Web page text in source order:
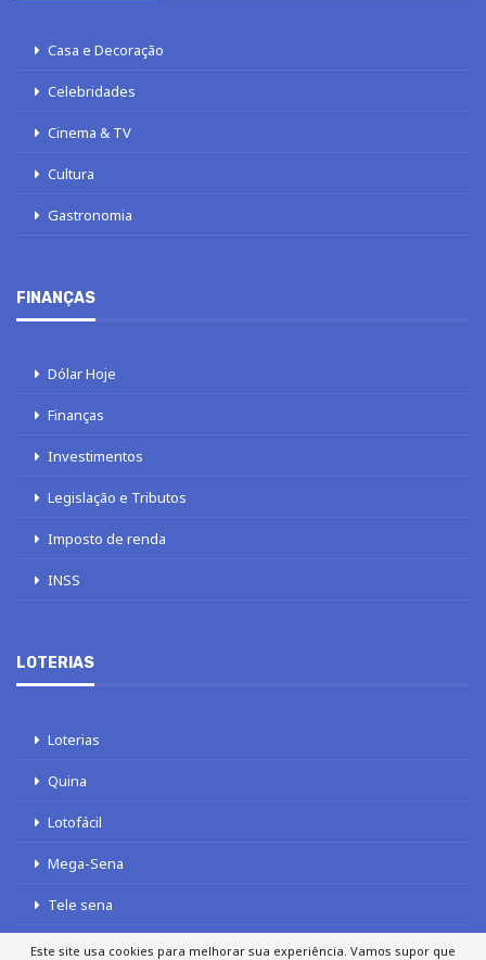
Casa e Decoração
Celebridades
Cinema & TV
Cultura
Gastronomia
FINANÇAS
Dólar Hoje
Finanças
Investimentos
Legislação e Tributos
Imposto de renda
INSS
LOTERIAS
Loterias
Quina
Lotofácil
Mega-Sena
Tele sena
Este site usa cookies para melhorar sua experiência. Vamos supor que